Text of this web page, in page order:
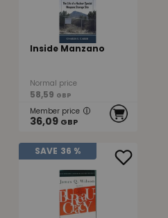
Inside Manzano
Normal price
58,59 GBP
Member price
36,09 GBP
SAVE 36 %